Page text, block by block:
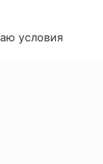
условия